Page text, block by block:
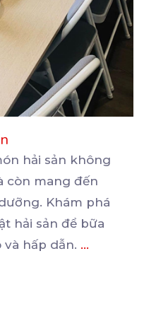
hải sản không
còn mang đến
Khám phá
hải sản để bữa
hấp dẫn. ...